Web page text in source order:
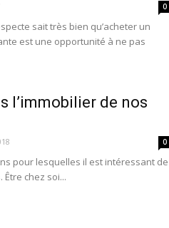
0
sait très bien qu’acheter un
est une opportunité à ne pas
l’immobilier de nos
0
pour lesquelles il est intéressant de
chez soi...